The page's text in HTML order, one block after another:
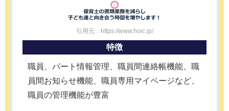
引用元：https://www.hoic.jp/
特徴
職員、パート情報管理、職員間連絡帳機能、職
員間お知らせ機能、職員専用マイページなど、
職員の管理機能が豊富